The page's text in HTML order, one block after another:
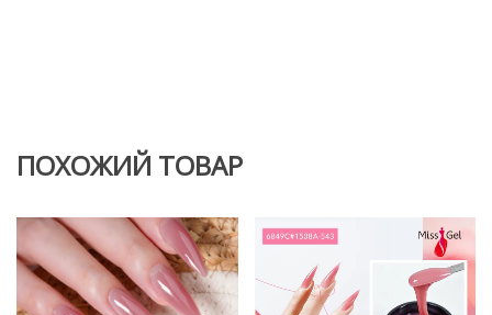
ПОХОЖИЙ ТОВАР